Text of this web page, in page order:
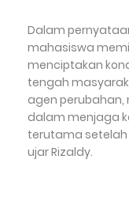
Dalam
mahasiswa
menciptakan
tengah
agen
dalam menjaga
terutama setelah
ujar Rizaldy.